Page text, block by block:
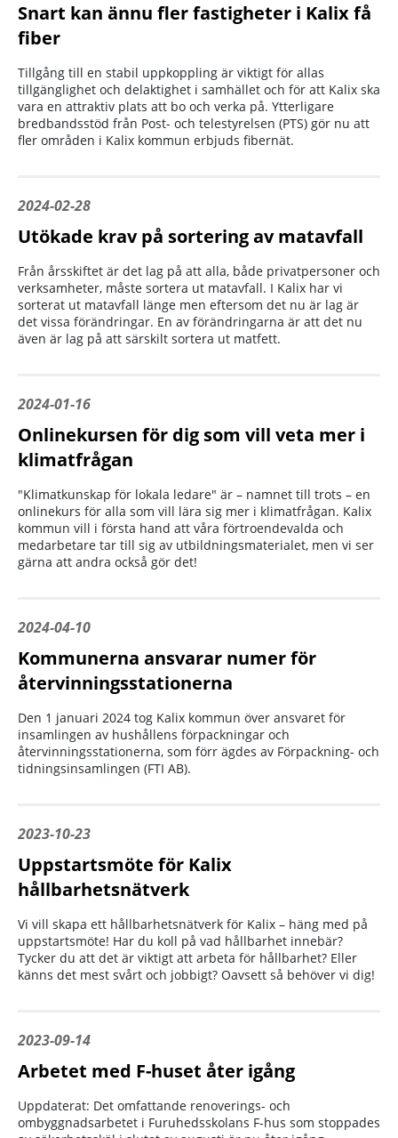
Snart kan ännu fler fastigheter i Kalix få
fiber
Tillgång till en stabil uppkoppling är viktigt för allas
tillgänglighet och delaktighet i samhället och för att Kalix ska
vara en attraktiv plats att bo och verka på. Ytterligare
bredbandsstöd från Post- och telestyrelsen (PTS) gör nu att
fler områden i Kalix kommun erbjuds fibernät.
2024-02-28
Utökade krav på sortering av matavfall
Från årsskiftet är det lag på att alla, både privatpersoner och
verksamheter, måste sortera ut matavfall. I Kalix har vi
sorterat ut matavfall länge men eftersom det nu är lag är
det vissa förändringar. En av förändringarna är att det nu
även är lag på att särskilt sortera ut matfett.
2024-01-16
Onlinekursen för dig som vill veta mer i
klimatfrågan
"Klimatkunskap för lokala ledare" är – namnet till trots – en
onlinekurs för alla som vill lära sig mer i klimatfrågan. Kalix
kommun vill i första hand att våra förtroendevalda och
medarbetare tar till sig av utbildningsmaterialet, men vi ser
gärna att andra också gör det!
2024-04-10
Kommunerna ansvarar numer för
återvinningsstationerna
Den 1 januari 2024 tog Kalix kommun över ansvaret för
insamlingen av hushållens förpackningar och
återvinningsstationerna, som förr ägdes av Förpackning- och
tidningsinsamlingen (FTI AB).
2023-10-23
Uppstartsmöte för Kalix
hållbarhetsnätverk
Vi vill skapa ett hållbarhetsnätverk för Kalix – häng med på
uppstartsmöte! Har du koll på vad hållbarhet innebär?
Tycker du att det är viktigt att arbeta för hållbarhet? Eller
känns det mest svårt och jobbigt? Oavsett så behöver vi dig!
2023-09-14
Arbetet med F-huset åter igång
Uppdaterat: Det omfattande renoverings- och
ombyggnadsarbetet i Furuhedsskolans F-hus som stoppades